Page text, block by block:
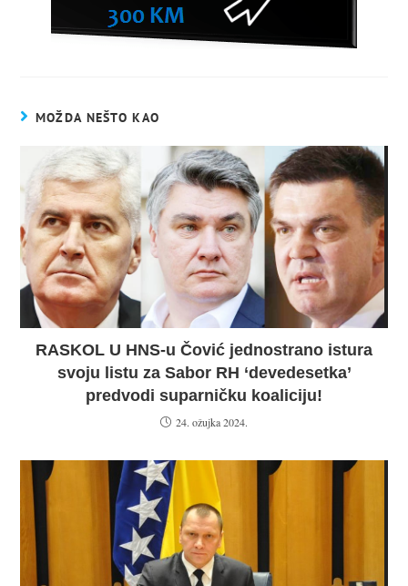
MOŽDA NEŠTO KAO
RASKOL U HNS-u Čović jednostrano istura
svoju listu za Sabor RH ‘devedesetka’
predvodi suparničku koaliciju!
24. ožujka 2024.